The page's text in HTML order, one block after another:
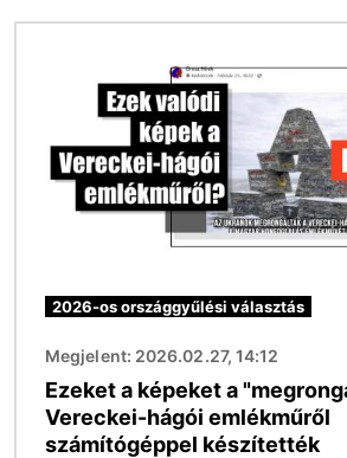
2026-os országgyűlési választás
Megjelent: 2026.02.27, 14:12
Ezeket a képeket a
Vereckei-hágói emlékműről
számítógéppel készítették